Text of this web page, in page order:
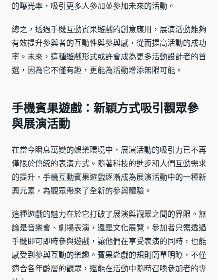
的曝光率，吸引更多人參加並參加未來的活動。
總之，透過手機互動賓果遊戲的創意應用，展演活動能夠
有效提升參與者的互動性與參與感，從而提高活動的成功
率。未來，這種遊戲形式或許會成為更多活動設計者的首
選，因為它不僅有趣，更能為活動增添無限可能。
手機賓果遊戲：新穎方式吸引觀眾參
與展演活動
在當今瞬息萬變的娛樂環境中，展演活動的吸引力已不再
僅限於傳統的表演方式。隨著科技的進步和人們互動需求
的提升，手機互動賓果遊戲逐漸成為展演活動中的一種新
興元素，為觀眾帶來了全新的參與體驗。
這種遊戲的魅力在於它打破了展演與觀眾之間的界限。無
論是音樂會、劇場表演，還是文化展覽，參加者只需透過
手機即可即時參與遊戲，讓他們在享受表演的同時，也能
感受到參與互動的樂趣。賓果遊戲的規則簡單明瞭，不僅
適合各年齡層的觀眾，還能在活動中隨時召喚參加者的專